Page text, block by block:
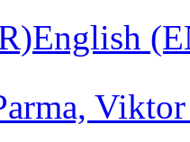
English